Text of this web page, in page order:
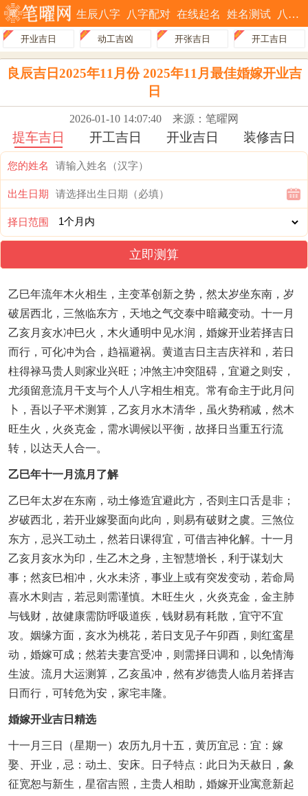
生辰八字 八字配对 在线起名 姓名测试 八字排盘
开业吉日 动工吉凶 开张吉日 开工吉日
良辰吉日2025年11月份 2025年11月最佳婚嫁开业吉
日
2026-01-10 14:07:40 来源：笔曜网
提车吉日 开工吉日 开业吉日 装修吉日
您的姓名
出生日期
择日范围
立即测算
乙巳年流年木火相生，主变革创新之势，然太岁坐东南，岁
破居西北，三煞临东方，天地之气交泰中暗藏变动。十一月
乙亥月亥水冲巳火，木火通明中见水润，婚嫁开业若择吉日
而行，可化冲为合，趋福避祸。黄道吉日主吉庆祥和，若日
柱得禄马贵人则家业兴旺；冲煞主冲突阻碍，宜避之则安，
尤须留意流月干支与个人八字相生相克。常有命主于此月问
卜，吾以子平术测算，乙亥月水木清华，虽火势稍减，然木
旺生火，火炎克金，需水调候以平衡，故择日当重五行流
转，以达天人合一。
乙巳年十一月流月了解
乙巳年太岁在东南，动土修造宜避此方，否则主口舌是非；
岁破西北，若开业嫁娶面向此向，则易有破财之虞。三煞位
东方，忌兴工动土，然若日课得宜，可借吉神化解。十一月
乙亥月亥水为印，生乙木之身，主智慧增长，利于谋划大
事；然亥巳相冲，火水未济，事业上或有突发变动，若命局
喜水木则吉，若忌则需谨慎。木旺生火，火炎克金，金主肺
与钱财，故健康需防呼吸道疾，钱财易有耗散，宜守不宜
攻。姻缘方面，亥水为桃花，若日支见子午卯酉，则红鸾星
动，婚嫁可成；然若夫妻宫受冲，则需择日调和，以免情海
生波。流月大运测算，乙亥虽冲，然有岁德贵人临月若择吉
日而行，可转危为安，家宅丰隆。
婚嫁开业吉日精选
十一月三日（星期一）农历九月十五，黄历宜忌：宜：嫁
娶、开业，忌：动土、安床。日子特点：此日为天赦日，象
征宽恕与新生，星宿吉照，主贵人相助，婚嫁开业寓意新起